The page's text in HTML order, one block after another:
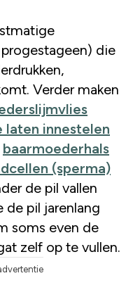
die
Verder maken
laten innestelen
baarmoederhals
(sperma)
de pil vallen
de pil jarenlang
soms even de
zelf op te vullen.